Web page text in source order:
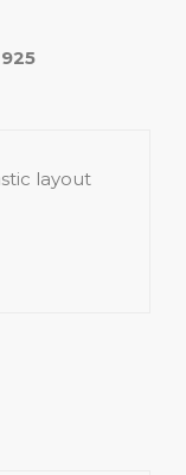
layout